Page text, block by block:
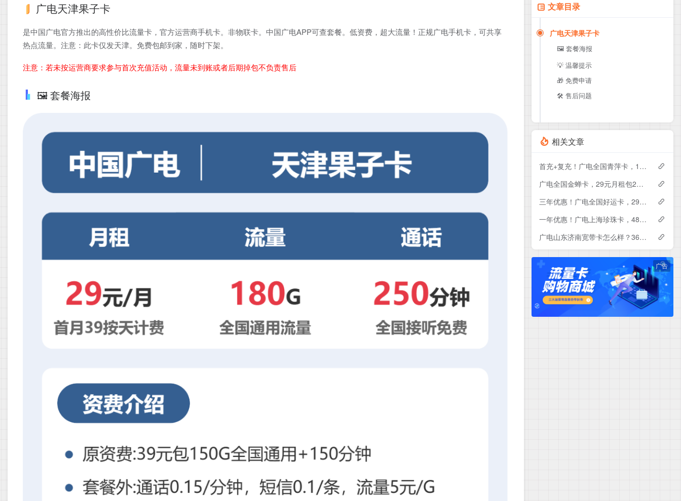
广电天津果子卡
是中国广电官方推出的高性价比流量卡，官方运营商手机卡。非物联卡。中国广电APP可查套餐。低资费，超大流量！正规广电手机卡，可共享
热点流量。注意：此卡仅发天津。免费包邮到家，随时下架。
注意：若未按运营商要求参与首次充值活动，流量未到账或者后期掉包不负责售后
🖼️ 套餐海报
文章目录
广电天津果子卡
🖼️ 套餐海报
💡 温馨提示
🎁 免费申请
🛠️ 售后问题
相关文章
首充+复充！广电全国青萍卡，19元月租包230G+0.15元月租/分钟
广电全国金蝉卡，29元月租包230G+0.15元月租/分钟
三年优惠！广电全国好运卡，29元月租包200G+0.15元月租/分钟
一年优惠！广电上海珍珠卡，48元月租包430G+300分钟
广电山东济南宽带卡怎么样？360-840元月租包1-3年500-1000M单宽带套餐——广电流量卡测评
广告